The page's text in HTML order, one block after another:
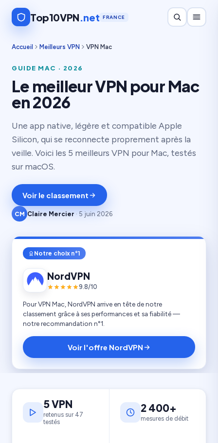
Top10VPN.net FRANCE
Accueil Meilleurs VPN VPN Mac
GUIDE MAC · 2026
Le meilleur VPN pour Mac
en 2026
Une app native, légère et compatible Apple
Silicon, qui se reconnecte proprement après la
veille. Voici les 5 meilleurs VPN pour Mac, testés
sur macOS.
Voir le classement
CM Claire Mercier · 5 juin 2026
Notre choix n°1
NordVPN
9.8/10
Pour VPN Mac, NordVPN arrive en tête de notre
classement grâce à ses performances et sa fiabilité —
notre recommandation n°1.
Voir l'offre NordVPN
5 VPN
retenus sur 47
testés
2 400+
mesures de débit